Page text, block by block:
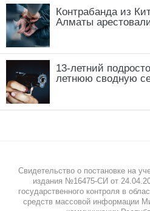
Контрабанда из
Алматы
13-летний
летнюю сводную
Свидетельство о постановке на
издания №16475-СИ от
государственного контроля в
средств массовой информации